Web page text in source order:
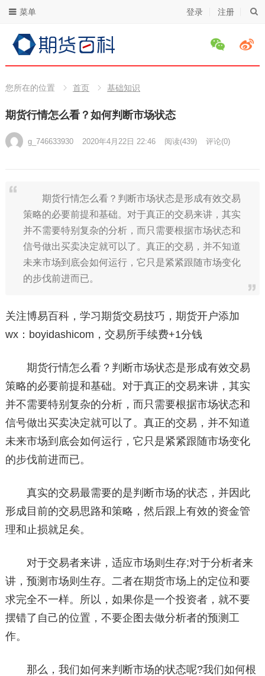
登录 注册
菜单
您所在的位置 首页 基础知识
期货行情怎么看？如何判断市场状态
g_746633930 2020年4月22日 22:46 阅读(439) 评论(0)
期货行情怎么看？判断市场状态是形成有效交易
策略的必要前提和基础。对于真正的交易来讲，其实
并不需要特别复杂的分析，而只需要根据市场状态和
信号做出买卖决定就可以了。真正的交易，并不知道
未来市场到底会如何运行，它只是紧紧跟随市场变化
的步伐前进而已。
关注博易百科，学习期货交易技巧，期货开户添加
wx：boyidashicom，交易所手续费+1分钱
期货行情怎么看？判断市场状态是形成有效交易
策略的必要前提和基础。对于真正的交易来讲，其实
并不需要特别复杂的分析，而只需要根据市场状态和
信号做出买卖决定就可以了。真正的交易，并不知道
未来市场到底会如何运行，它只是紧紧跟随市场变化
的步伐前进而已。
真实的交易最需要的是判断市场的状态，并因此
形成目前的交易思路和策略，然后跟上有效的资金管
理和止损就足矣。
对于交易者来讲，适应市场则生存;对于分析者来
讲，预测市场则生存。二者在期货市场上的定位和要
求完全不一样。所以，如果你是一个投资者，就不要
摆错了自己的位置，不要企图去做分析者的预测工
作。
那么，我们如何来判断市场的状态呢?我们如何根